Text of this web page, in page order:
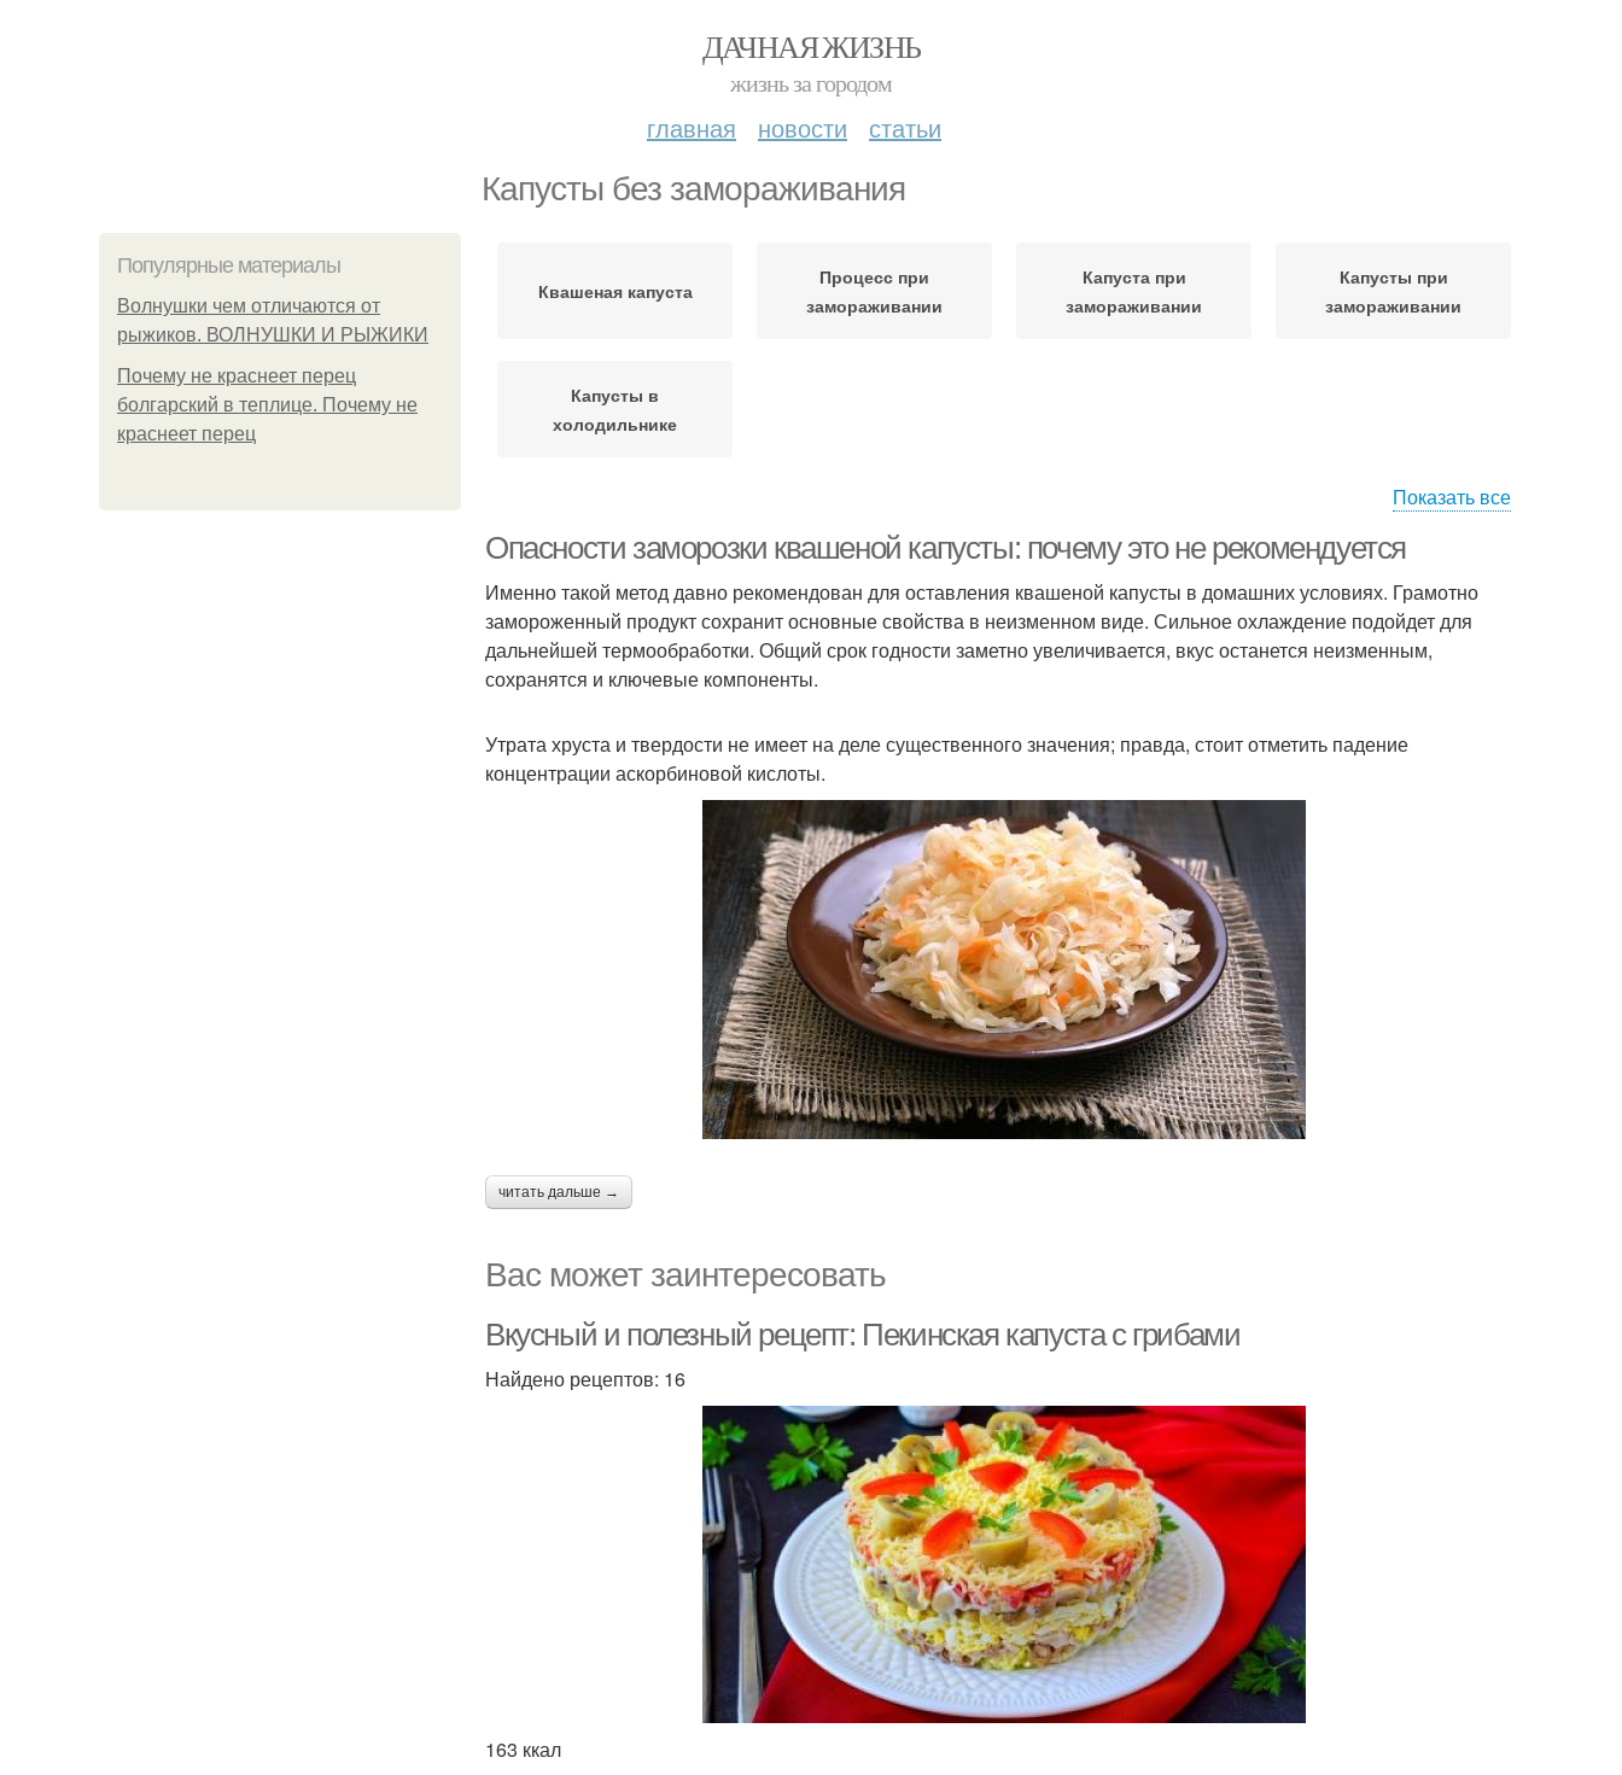
ДАЧНАЯ ЖИЗНЬ
жизнь за городом
главная новости статьи
Капусты без замораживания
Популярные материалы
Волнушки чем отличаются от
рыжиков. ВОЛНУШКИ И РЫЖИКИ
Почему не краснеет перец
болгарский в теплице. Почему не
краснеет перец
Квашеная капуста
Процесс при
замораживании
Капуста при
замораживании
Капусты при
замораживании
Капусты в
холодильнике
Показать все
Опасности заморозки квашеной капусты: почему это не рекомендуется
Именно такой метод давно рекомендован для оставления квашеной капусты в домашних условиях. Грамотно
замороженный продукт сохранит основные свойства в неизменном виде. Сильное охлаждение подойдет для
дальнейшей термообработки. Общий срок годности заметно увеличивается, вкус останется неизменным,
сохранятся и ключевые компоненты.
Утрата хруста и твердости не имеет на деле существенного значения; правда, стоит отметить падение
концентрации аскорбиновой кислоты.
читать дальше →
Вас может заинтересовать
Вкусный и полезный рецепт: Пекинская капуста с грибами
Найдено рецептов: 16
163 ккал